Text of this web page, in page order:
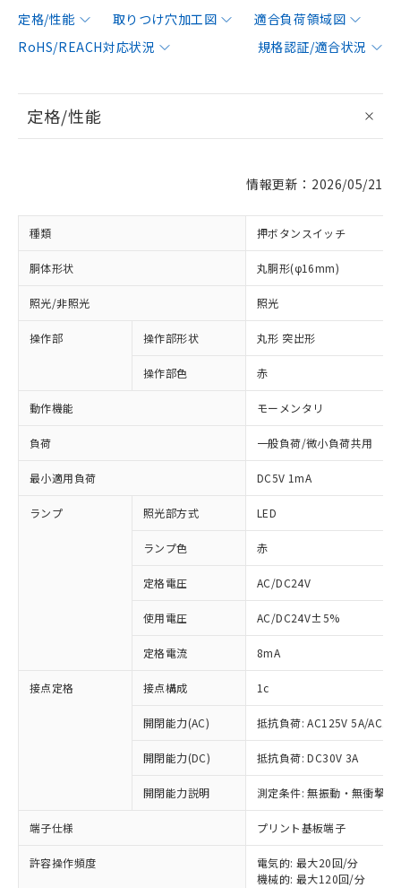
定格/性能 取りつけ穴加工図
適合負荷領域図
RoHS/REACH対応状況
規格認証/適合状況
定格/性能
情報更新：2026/05/21
種類 押ボタンスイッチ
胴体形状 丸胴形(φ16mm)
照光/非照光 照光
操作部 操作部形状 丸形 突出形
操作部色 赤
動作機能 モーメンタリ
負荷 一般負荷/微小負荷共用
最小適用負荷 DC5V 1mA
ランプ 照光部方式 LED
ランプ色 赤
定格電圧 AC/DC24V
使用電圧 AC/DC24V±5%
定格電流 8mA
接点定格 接点構成 1c
開閉能力(AC) 抵抗負荷: AC125V 5A/
開閉能力(DC) 抵抗負荷: DC30V 3A
開閉能力説明 測定条件: 無振動・無衝撃
端子仕様 プリント基板端子
許容操作頻度
電気的: 最大20回/分
機械的: 最大120回/分
※1 対応状況
対応済み：EU RoHS指令（10物質）の
非含有に対応した製品が提供可能な商品で
す。